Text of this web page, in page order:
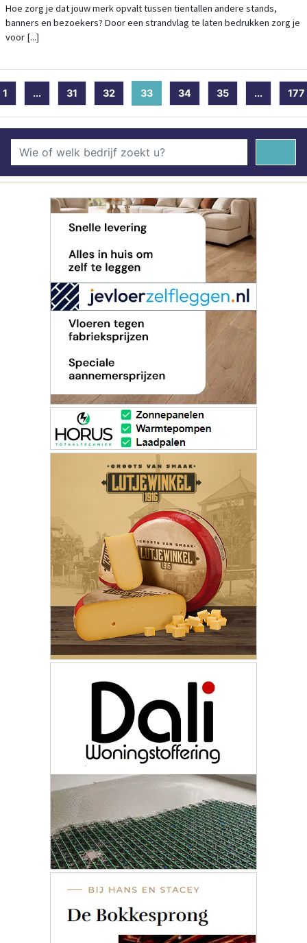
Hoe zorg je dat jouw merk opvalt tussen tientallen andere stands,
banners en bezoekers? Door een strandvlag te laten bedrukken zorg je
voor [...]
1 ... 31 32 33(current)
34 35 ... 177